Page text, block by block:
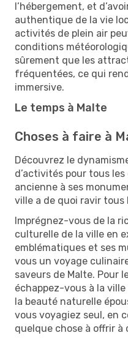
l’hébergement, et
authentique de la vie
activités de plein air
conditions
sûrement que les
fréquentées, ce qui
immersive.
Le temps à Malte
Choses à faire à
Découvrez le
d’activités pour tous
ancienne à ses
ville a de quoi ravir tous
Imprégnez-vous de la
culturelle de la ville en
emblématiques et ses
vous un voyage
saveurs de Malte. Pour
échappez-vous à la
la beauté naturelle
vous voyagiez seul, en
quelque chose à offrir à